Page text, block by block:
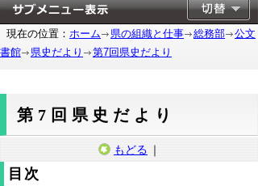
現在の位置： ホーム 県の組織と仕事 総務部
公文
書館
県史だより 第7回県史だより
第7回県史だより
もどる ｜
目次